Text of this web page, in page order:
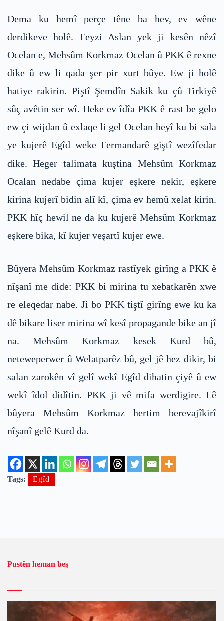
Dema ku hemî perçe têne ba hev, ev wêne
derdikeve holê. Feyzi Aslan yek ji kesên nêzî
Ocelan e, Mehsûm Korkmaz Ocelan û PKK ê rexne
dike û ew li qada şer pir xurt bûye. Ew ji holê
hatiye rakirin. Piştî Şemdîn Sakik ku çû Tirkiyê
sûç avêtin ser wî. Heke ev îdîa PKK ê rast be gelo
ew çi wijdan û exlaqe li gel Ocelan heyî ku bi sala
ye kujerê Egîd weke Fermandarê giştî wezîfedar
dike. Heger talimata kuştina Mehsûm Korkmaz
Ocalan nedabe çima kujer eşkere nekir, eşkere
kirina kujerî bidin alî kî, çima ev hemû xelat kirin.
PKK hîç hewil ne da ku kujerê Mehsûm Korkmaz
eşkere bika, kî kujer veşartî kujer ewe.
Bûyera Mehsûm Korkmaz rastîyek girîng a PKK ê
nîşanî me dide: PKK bi mirina tu xebatkarên xwe
re eleqedar nabe. Ji bo PKK tiştî girîng ewe ku ka
dê bikare liser mirina wî kesî propagande bike an jî
na. Mehsûm Korkmaz kesek Kurd bû,
neteweperwer û Welatparêz bû, gel jê hez dikir, bi
salan zarokên vî gelî wekî Egîd dihatin çiyê û ew
wekî îdol didîtin. PKK ji vê mifa werdigire. Lê
bûyera Mehsûm Korkmaz hertim berevajîkirî
nîşanî gelê Kurd da.
Tags: Egîd
Pustên heman beş